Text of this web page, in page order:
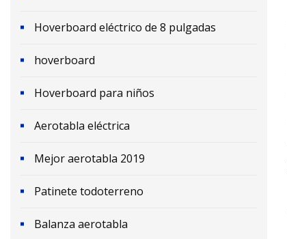
Hoverboard eléctrico de 8 pulgadas
hoverboard
Hoverboard para niños
Aerotabla eléctrica
Mejor aerotabla 2019
Patinete todoterreno
Balanza aerotabla